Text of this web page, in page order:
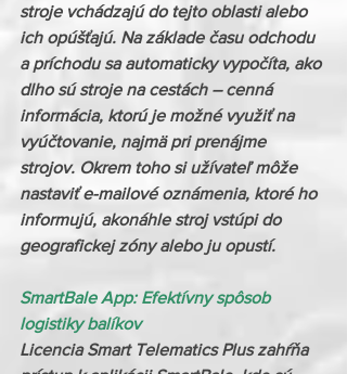
stroje vchádzajú do tejto oblasti alebo
ich opúšťajú. Na základe času odchodu
a príchodu sa automaticky vypočíta, ako
dlho sú stroje na cestách – cenná
informácia, ktorú je možné využiť na
vyúčtovanie, najmä pri prenájme
strojov. Okrem toho si užívateľ môže
nastaviť e-mailové oznámenia, ktoré ho
informujú, akonáhle stroj vstúpi do
geografickej zóny alebo ju opustí.
SmartBale App: Efektívny spôsob
logistiky balíkov
Licencia Smart Telematics Plus zahŕňa